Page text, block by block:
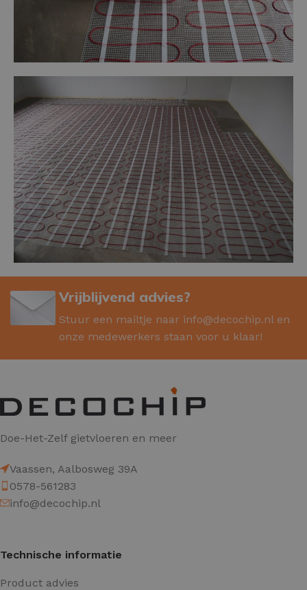
Vrijblijvend advies?
Stuur een mailtje naar info@decochip.nl en
onze medewerkers staan voor u klaar!
Doe-Het-Zelf gietvloeren en meer
Vaassen, Aalbosweg 39A
0578-561283
info@decochip.nl
Technische informatie
Product advies